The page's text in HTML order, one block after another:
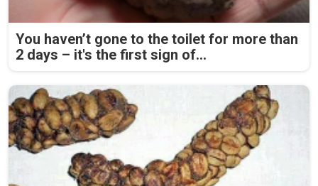
You haven’t gone to the toilet for more than
2 days – it's the first sign of...